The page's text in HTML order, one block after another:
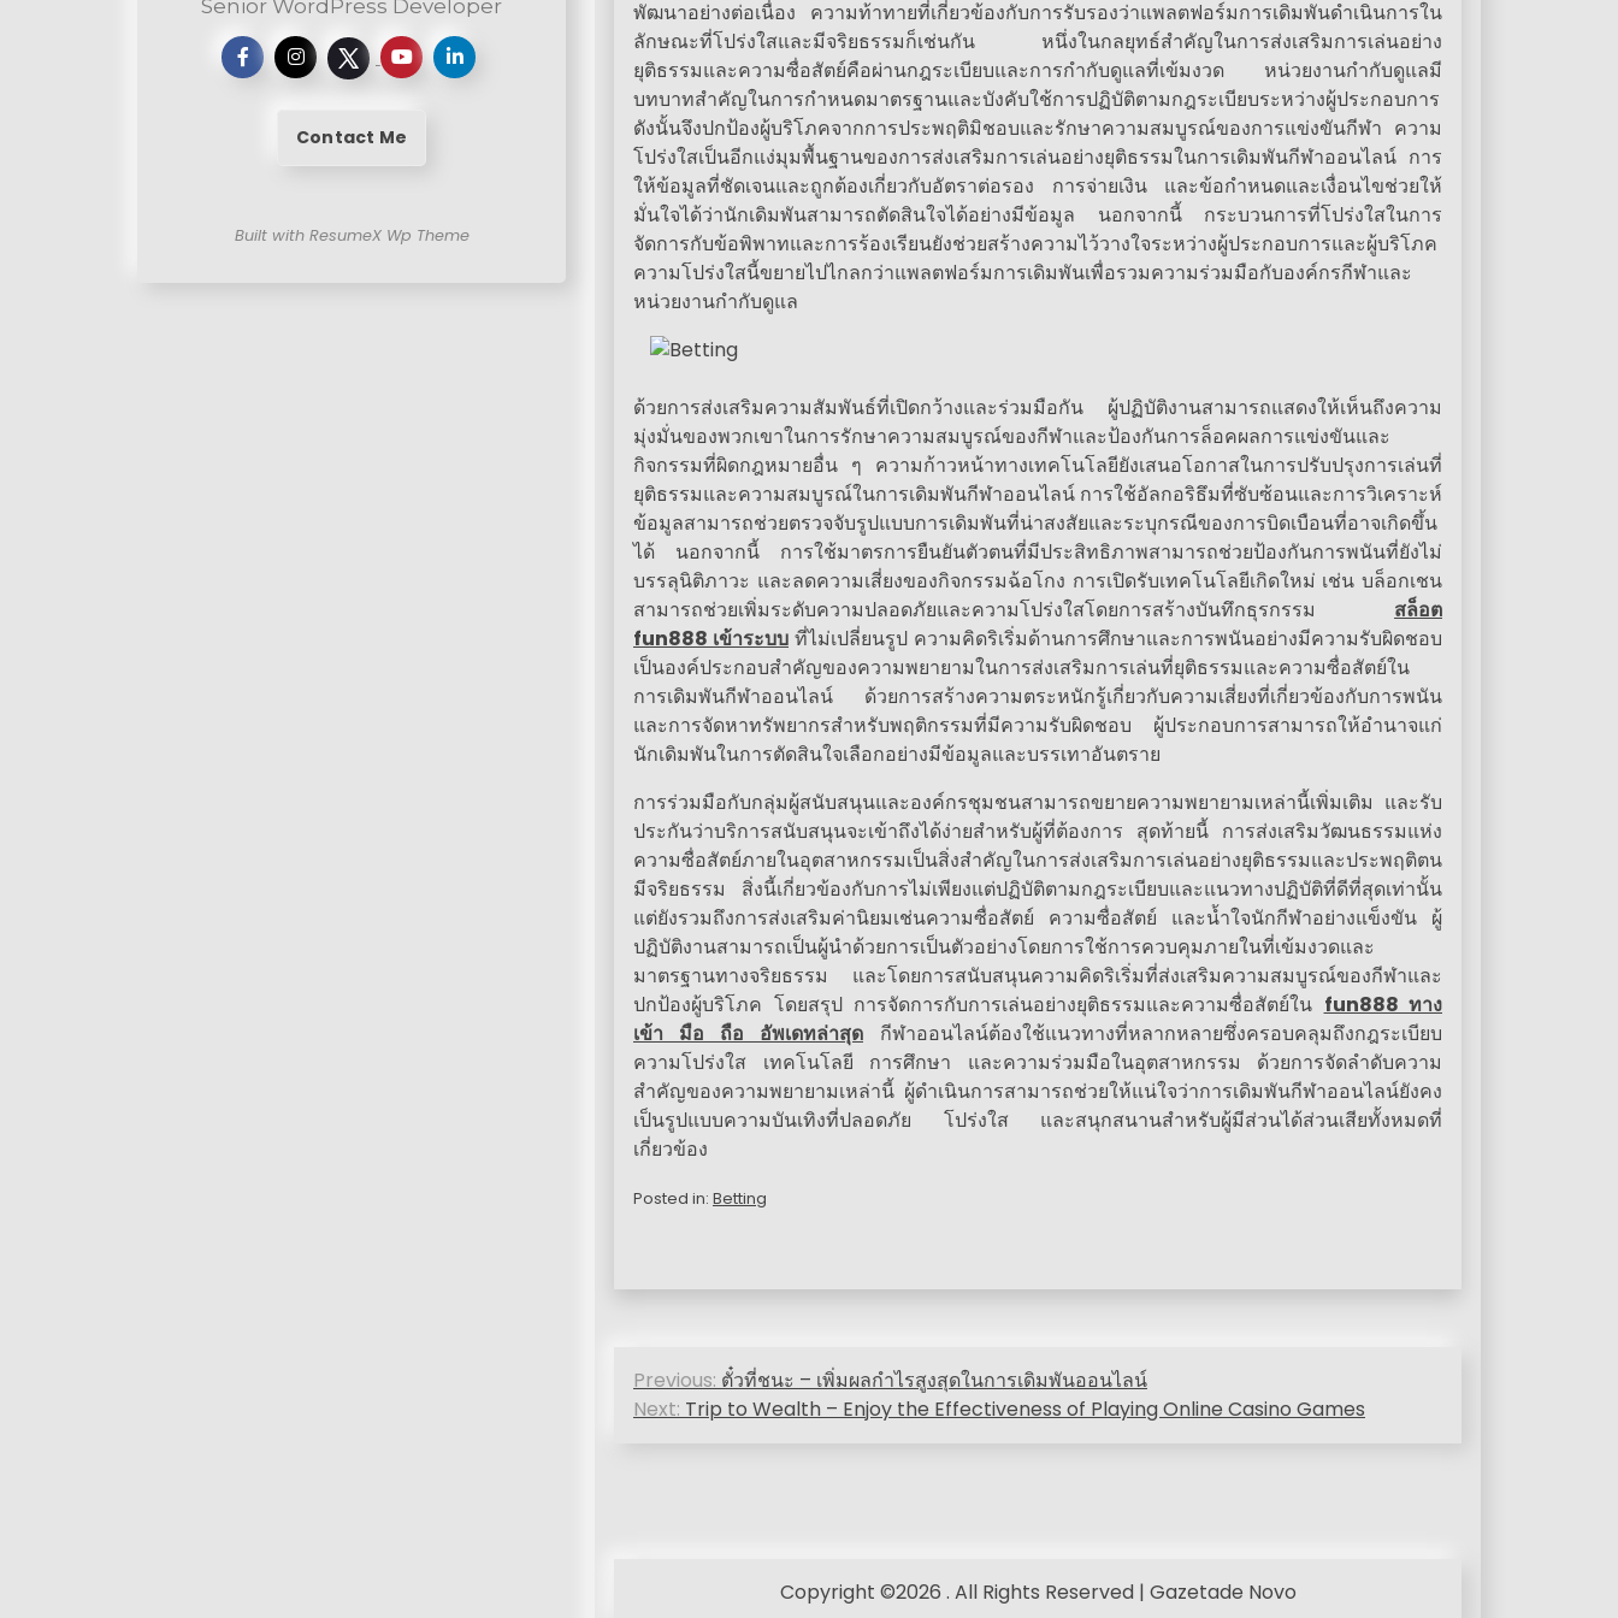
Senior WordPress Developer
Contact Me
Built with ResumeX Wp Theme
พัฒนาอย่างต่อเนื่อง ความท้าทายที่เกี่ยวข้องกับการรับรองว่าแพลตฟอร์มการเดิมพันดำเนินการใน
ลักษณะที่โปร่งใสและมีจริยธรรมก็เช่นกัน หนึ่งในกลยุทธ์สำคัญในการส่งเสริมการเล่นอย่าง
ยุติธรรมและความซื่อสัตย์คือผ่านกฎระเบียบและการกำกับดูแลที่เข้มงวด หน่วยงานกำกับดูแลมี
บทบาทสำคัญในการกำหนดมาตรฐานและบังคับใช้การปฏิบัติตามกฎระเบียบระหว่างผู้ประกอบการ
ดังนั้นจึงปกป้องผู้บริโภคจากการประพฤติมิชอบและรักษาความสมบูรณ์ของการแข่งขันกีฬา ความ
โปร่งใสเป็นอีกแง่มุมพื้นฐานของการส่งเสริมการเล่นอย่างยุติธรรมในการเดิมพันกีฬาออนไลน์ การ
ให้ข้อมูลที่ชัดเจนและถูกต้องเกี่ยวกับอัตราต่อรอง การจ่ายเงิน และข้อกำหนดและเงื่อนไขช่วยให้
มั่นใจได้ว่านักเดิมพันสามารถตัดสินใจได้อย่างมีข้อมูล นอกจากนี้ กระบวนการที่โปร่งใสในการ
จัดการกับข้อพิพาทและการร้องเรียนยังช่วยสร้างความไว้วางใจระหว่างผู้ประกอบการและผู้บริโภค
ความโปร่งใสนี้ขยายไปไกลกว่าแพลตฟอร์มการเดิมพันเพื่อรวมความร่วมมือกับองค์กรกีฬาและ
หน่วยงานกำกับดูแล
ด้วยการส่งเสริมความสัมพันธ์ที่เปิดกว้างและร่วมมือกัน ผู้ปฏิบัติงานสามารถแสดงให้เห็นถึงความ
มุ่งมั่นของพวกเขาในการรักษาความสมบูรณ์ของกีฬาและป้องกันการล็อคผลการแข่งขันและ
กิจกรรมที่ผิดกฎหมายอื่น ๆ ความก้าวหน้าทางเทคโนโลยียังเสนอโอกาสในการปรับปรุงการเล่นที่
ยุติธรรมและความสมบูรณ์ในการเดิมพันกีฬาออนไลน์ การใช้อัลกอริธึมที่ซับซ้อนและการวิเคราะห์
ข้อมูลสามารถช่วยตรวจจับรูปแบบการเดิมพันที่น่าสงสัยและระบุกรณีของการบิดเบือนที่อาจเกิดขึ้น
ได้ นอกจากนี้ การใช้มาตรการยืนยันตัวตนที่มีประสิทธิภาพสามารถช่วยป้องกันการพนันที่ยังไม่
บรรลุนิติภาวะ และลดความเสี่ยงของกิจกรรมฉ้อโกง การเปิดรับเทคโนโลยีเกิดใหม่ เช่น บล็อกเชน
สามารถช่วยเพิ่มระดับความปลอดภัยและความโปร่งใสโดยการสร้างบันทึกธุรกรรม สล็อต
fun888 เข้าระบบ ที่ไม่เปลี่ยนรูป ความคิดริเริ่มด้านการศึกษาและการพนันอย่างมีความรับผิดชอบ
เป็นองค์ประกอบสำคัญของความพยายามในการส่งเสริมการเล่นที่ยุติธรรมและความซื่อสัตย์ใน
การเดิมพันกีฬาออนไลน์ ด้วยการสร้างความตระหนักรู้เกี่ยวกับความเสี่ยงที่เกี่ยวข้องกับการพนัน
และการจัดหาทรัพยากรสำหรับพฤติกรรมที่มีความรับผิดชอบ ผู้ประกอบการสามารถให้อำนาจแก่
นักเดิมพันในการตัดสินใจเลือกอย่างมีข้อมูลและบรรเทาอันตราย
การร่วมมือกับกลุ่มผู้สนับสนุนและองค์กรชุมชนสามารถขยายความพยายามเหล่านี้เพิ่มเติม และรับ
ประกันว่าบริการสนับสนุนจะเข้าถึงได้ง่ายสำหรับผู้ที่ต้องการ สุดท้ายนี้ การส่งเสริมวัฒนธรรมแห่ง
ความซื่อสัตย์ภายในอุตสาหกรรมเป็นสิ่งสำคัญในการส่งเสริมการเล่นอย่างยุติธรรมและประพฤติตน
มีจริยธรรม สิ่งนี้เกี่ยวข้องกับการไม่เพียงแต่ปฏิบัติตามกฎระเบียบและแนวทางปฏิบัติที่ดีที่สุดเท่านั้น
แต่ยังรวมถึงการส่งเสริมค่านิยมเช่นความซื่อสัตย์ ความซื่อสัตย์ และน้ำใจนักกีฬาอย่างแข็งขัน ผู้
ปฏิบัติงานสามารถเป็นผู้นำด้วยการเป็นตัวอย่างโดยการใช้การควบคุมภายในที่เข้มงวดและ
มาตรฐานทางจริยธรรม และโดยการสนับสนุนความคิดริเริ่มที่ส่งเสริมความสมบูรณ์ของกีฬาและ
ปกป้องผู้บริโภค โดยสรุป การจัดการกับการเล่นอย่างยุติธรรมและความซื่อสัตย์ใน fun888 ทาง
เข้า มือ ถือ อัพเดทล่าสุด กีฬาออนไลน์ต้องใช้แนวทางที่หลากหลายซึ่งครอบคลุมถึงกฎระเบียบ
ความโปร่งใส เทคโนโลยี การศึกษา และความร่วมมือในอุตสาหกรรม ด้วยการจัดลำดับความ
สำคัญของความพยายามเหล่านี้ ผู้ดำเนินการสามารถช่วยให้แน่ใจว่าการเดิมพันกีฬาออนไลน์ยังคง
เป็นรูปแบบความบันเทิงที่ปลอดภัย โปร่งใส และสนุกสนานสำหรับผู้มีส่วนได้ส่วนเสียทั้งหมดที่
เกี่ยวข้อง
Posted in: Betting
P
o
Previous: ตั๋วที่ชนะ – เพิ่มผลกำไรสูงสุดในการเดิมพันออนไลน์
Next: Trip to Wealth – Enjoy the Effectiveness of Playing Online Casino Games
Copyright ©2026 . All Rights Reserved | Gazetade Novo